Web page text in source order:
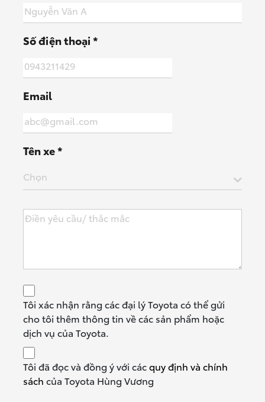
Số điện thoại *
Email
Tên xe *
Chọn
Wigo MT5
Tôi xác nhận rằng các đại lý Toyota có thể gửi
cho tôi thêm thông tin về các sản phẩm hoặc
dịch vụ của Toyota.
Tôi đã đọc và đồng ý với cácquy định và chính
sách của Toyota Hùng Vương